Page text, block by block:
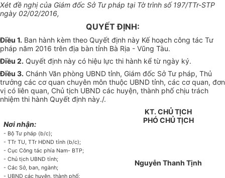
Xét đề nghị của Giám đốc SởTư pháp tại Tờ trình số 197/TTr-STP
ngày 02/02/2016,
QUYẾT ĐỊNH:
Điều 1. Ban hành kèm theo Quyết định này Kế hoạch công tác Tư
pháp năm 2016 trên địa bàn tỉnh Bà Rịa - Vũng Tàu.
Điều 2. Quyết định này có hiệu lực thi hành kể từ ngày ký.
Điều 3. Chánh Văn phòng UBND tỉnh, Giám đốc Sở Tư pháp, Thủ
trưởng các cơ quan chuyên môn thuộc UBND tỉnh, các cơ quan, đơn
vị có liên quan, Chủ tịch UBND các huyện, thành phố chịu trách
nhiệm thi hành Quyết định này./.
Nơi nhận:
- Bộ Tư pháp (b/c);
- TTr TU, TTr HĐND tỉnh (b/c);
- Cục Công tác phía Nam- BTP;
- Chủ tịch UBND tỉnh;
- Các Sở, ban, ngành;
- UBND các huyện, thành phố;
KT. CHỦ TỊCH
PHÓCHỦ TỊCH
Nguyễn Thanh Tịnh